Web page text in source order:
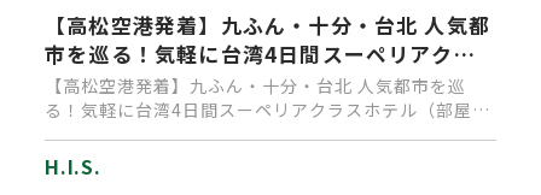
【高松空港発着】九ふん・十分・台北 人気都
市を巡る！気軽に台湾4日間スーペリアクラ
スホテル（部屋指定なし）に滞在タイペイ(台
北) 4日間
【高松空港発着】九ふん・十分・台北 人気都市を巡
る！気軽に台湾4日間スーペリアクラスホテル（部屋指
H.I.S.